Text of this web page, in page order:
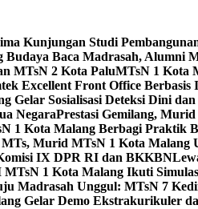
Kunjungan Studi
Budaya Baca Madrasah, Alumni
MTsN 2 Kota PaluMTsN 1 Kota
Excellent Front Office Berbasis
Gelar Sosialisasi Deteksi Dini
NegaraPrestasi Gemilang,
1 Kota Malang Berbagi Praktik
MTs, Murid MTsN 1 Kota
IX DPR RI dan BKKBN
1 Kota Malang Ikuti
Madrasah Unggul: MTsN 7
Gelar Demo Ekstrakurikuler